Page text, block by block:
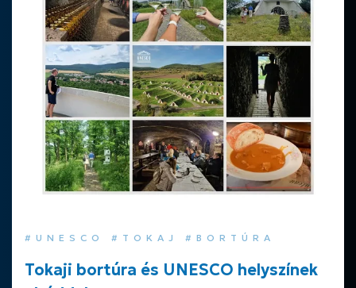
#UNESCO #TOKAJ #BORTÚRA
Tokaji bortúra és UNESCO helyszínek